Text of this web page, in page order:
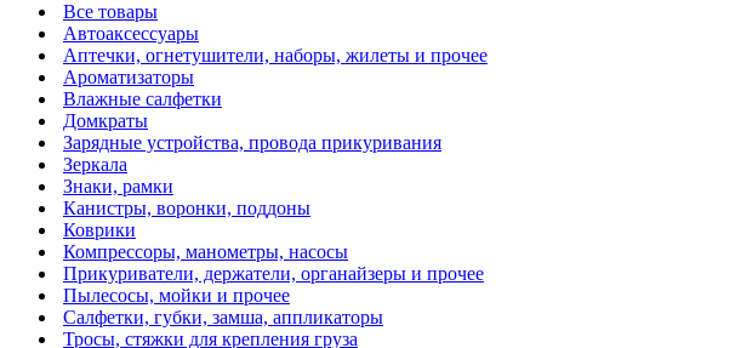
Все товары
Автоаксессуары
Аптечки, огнетушители, наборы, жилеты и прочее
Ароматизаторы
Влажные салфетки
Домкраты
Зарядные устройства, провода прикуривания
Зеркала
Знаки, рамки
Канистры, воронки, поддоны
Коврики
Компрессоры, манометры, насосы
Прикуриватели, держатели, органайзеры и прочее
Пылесосы, мойки и прочее
Салфетки, губки, замша, аппликаторы
Тросы, стяжки для крепления груза